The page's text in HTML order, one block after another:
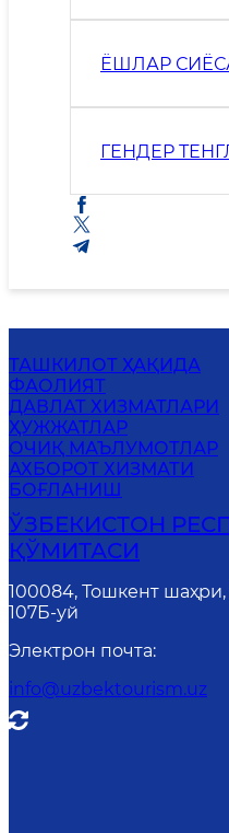
ЁШЛАР
ГЕНДЕР
ТАШКИЛОТ ҲАҚИДА
ФАОЛИЯТ
ДАВЛАТ ХИЗМАТЛАРИ
ҲУЖЖАТЛАР
ОЧИҚ МАЪЛУМОТЛАР
АХБОРОТ ХИЗМАТИ
БОҒЛАНИШ
ЎЗБЕКИСТОН
ҚЎМИТАСИ
100084, Тошкент
107Б-уй
Электрон почта:
info@uzbektourism.uz